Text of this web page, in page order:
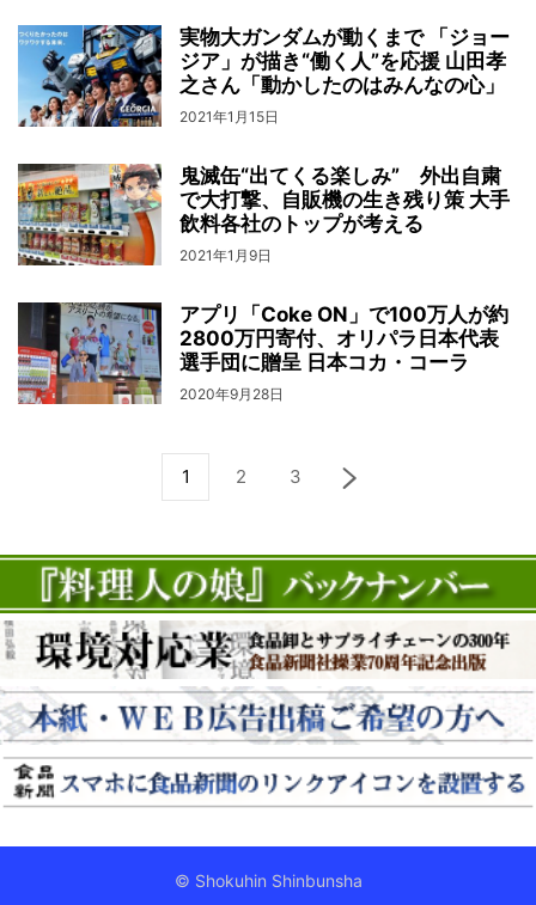
実物大ガンダムが動くまで 「ジョー
ジア」が描き“働く人”を応援 山田孝
之さん「動かしたのはみんなの心」
2021年1月15日
鬼滅缶“出てくる楽しみ” 外出自粛
で大打撃、自販機の生き残り策 大手
飲料各社のトップが考える
2021年1月9日
アプリ「Coke ON」で100万人が約
2800万円寄付、オリパラ日本代表
選手団に贈呈 日本コカ・コーラ
2020年9月28日
1 2 3
© Shokuhin Shinbunsha